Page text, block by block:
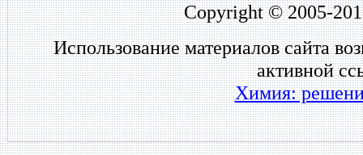
Copyright © 2005-
Использование материалов сайта
активной
Химия: